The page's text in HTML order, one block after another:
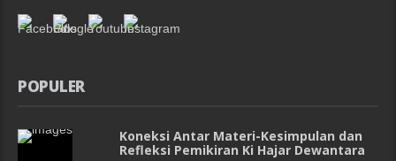
POPULER
Koneksi Antar Materi-Kesimpulan dan
Refleksi Pemikiran Ki Hajar Dewantara